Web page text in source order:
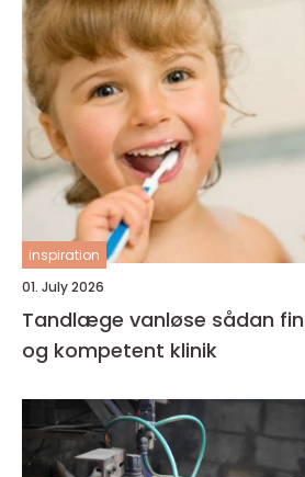
inspiration
01. July 2026
Tandlæge vanløse sådan finder du en tryg
og kompetent klinik